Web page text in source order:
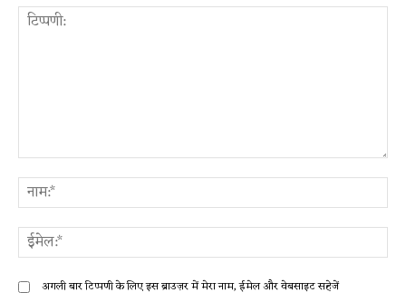
अगली बार टिप्पणी के लिए इस ब्राउज़र में मेरा नाम, ईमेल और वेबसाइट सहेजें